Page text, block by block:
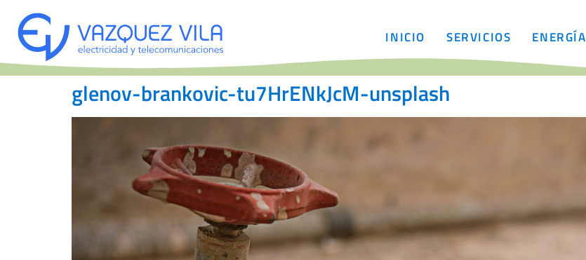
INICIO SERVICIOS ENERGÍA
glenov-brankovic-tu7HrENkJcM-unsplash